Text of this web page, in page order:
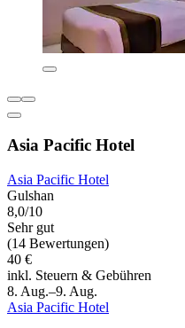
Asia Pacific Hotel
Asia Pacific Hotel
Gulshan
8,0/10
Sehr gut
(14 Bewertungen)
40 €
inkl. Steuern & Gebühren
8. Aug.–9. Aug.
Asia Pacific Hotel